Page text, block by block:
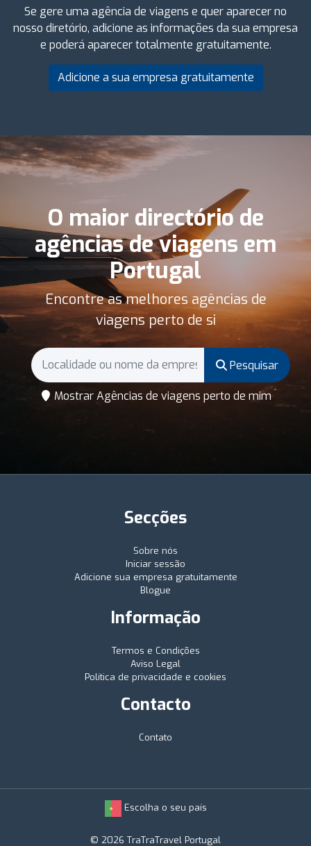
Se gere uma agência de viagens e quer aparecer no
nosso diretório, adicione as informações da sua empresa
e poderá aparecer totalmente gratuitamente.
Adicione a sua empresa gratuitamente
O maior directório de
agências de viagens em
Portugal
Encontre as melhores agências de
viagens perto de si
Pesquisar
Mostrar Agências de viagens perto de mim
Secções
Sobre nós
Iniciar sessão
Adicione sua empresa gratuitamente
Blogue
Informação
Termos e Condições
Aviso Legal
Política de privacidade e cookies
Contacto
Contato
Escolha o seu país
© 2026 TraTraTravel Portugal